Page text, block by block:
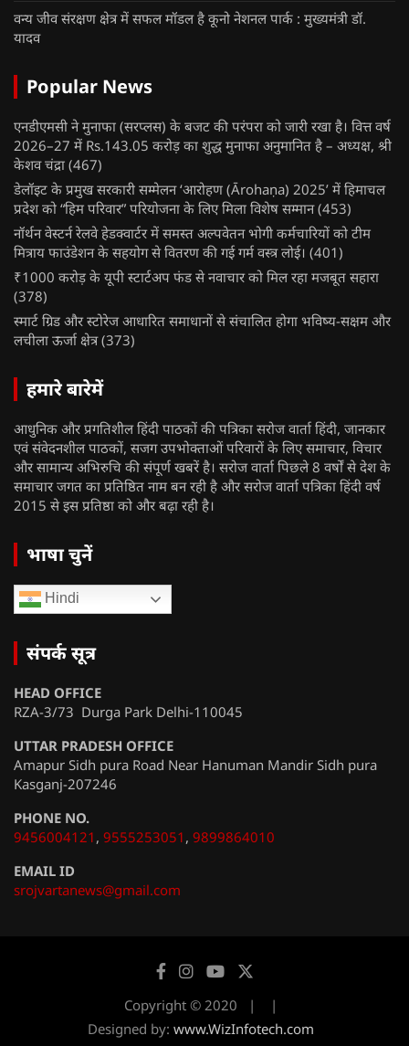
वन्य जीव संरक्षण क्षेत्र में सफल मॉडल है कूनो नेशनल पार्क : मुख्यमंत्री डॉ.
यादव
Popular News
एनडीएमसी ने मुनाफा (सरप्लस) के बजट की परंपरा को जारी रखा है। वित्त वर्ष
2026–27 में Rs.143.05 करोड़ का शुद्ध मुनाफा अनुमानित है – अध्यक्ष, श्री
केशव चंद्रा (467)
डेलॉइट के प्रमुख सरकारी सम्मेलन ‘आरोहण (Ārohaṇa) 2025’ में हिमाचल
प्रदेश को “हिम परिवार” परियोजना के लिए मिला विशेष सम्मान (453)
नॉर्थन वेस्टर्न रेलवे हेडक्वार्टर में समस्त अल्पवेतन भोगी कर्मचारियों को टीम
मित्राय फाउंडेशन के सहयोग से वितरण की गई गर्म वस्त्र लोई। (401)
₹1000 करोड़ के यूपी स्टार्टअप फंड से नवाचार को मिल रहा मजबूत सहारा
(378)
स्मार्ट ग्रिड और स्टोरेज आधारित समाधानों से संचालित होगा भविष्य-सक्षम और
लचीला ऊर्जा क्षेत्र (373)
हमारे बारेमें
आधुनिक और प्रगतिशील हिंदी पाठकों की पत्रिका सरोज वार्ता हिंदी, जानकार
एवं संवेदनशील पाठकों, सजग उपभोक्ताओं परिवारों के लिए समाचार, विचार
और सामान्य अभिरुचि की संपूर्ण खबरें है। सरोज वार्ता पिछले 8 वर्षों से देश के
समाचार जगत का प्रतिष्ठित नाम बन रही है और सरोज वार्ता पत्रिका हिंदी वर्ष
2015 से इस प्रतिष्ठा को और बढ़ा रही है।
भाषा चुनें
Hindi
संपर्क सूत्र
HEAD OFFICE
RZA-3/73 Durga Park Delhi-110045
UTTAR PRADESH OFFICE
Amapur Sidh pura Road Near Hanuman Mandir Sidh pura
Kasganj-207246
PHONE NO.
9456004121 , 9555253051 , 9899864010
EMAIL ID
srojvartanews@gmail.com
Copyright © 2020
Designed by: www.WizInfotech.com